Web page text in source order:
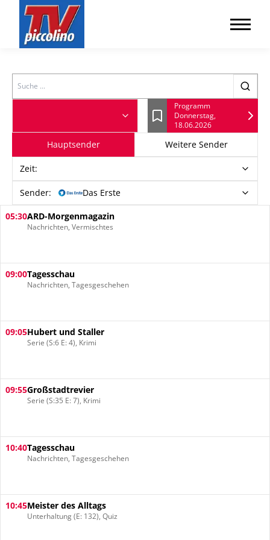
Search
Lesezeichen
Programm
Donnerstag,
18.06.2026
Hauptsender Weitere Sender
Zeit:
Sender: Das Erste
05:30ARD-Morgenmagazin
Nachrichten, Vermischtes
09:00Tagesschau
Nachrichten, Tagesgeschehen
09:05Hubert und Staller
Serie (S:6 E: 4), Krimi
09:55Großstadtrevier
Serie (S:35 E: 7), Krimi
10:40Tagesschau
Nachrichten, Tagesgeschehen
10:45Meister des Alltags
Unterhaltung (E: 132), Quiz